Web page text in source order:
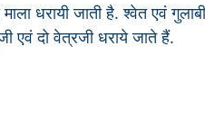
धरायी जाती है. श्वेत एवं
एवं दो वेत्रजी धराये जाते हैं.